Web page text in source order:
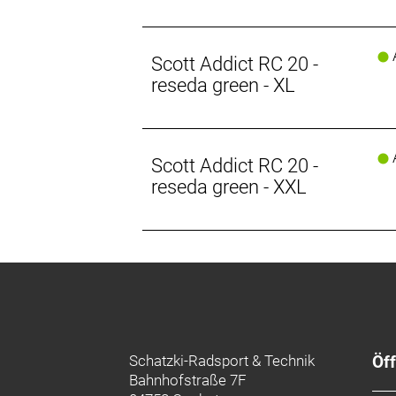
Scott Addict RC 20 -
reseda green - XL
Scott Addict RC 20 -
reseda green - XXL
Schatzki-Radsport & Technik
Bahnhofstraße 7F